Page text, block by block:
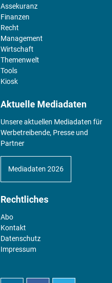
Assekuranz
Finanzen
Recht
Management
Wirtschaft
Themenwelt
Tools
Kiosk
Aktuelle Mediadaten
Unsere aktuellen Mediadaten für
Werbetreibende, Presse und
Partner
Mediadaten 2026
Rechtliches
Abo
Kontakt
Datenschutz
Impressum